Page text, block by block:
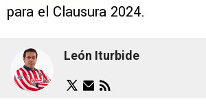
para el Clausura 2024.
León Iturbide